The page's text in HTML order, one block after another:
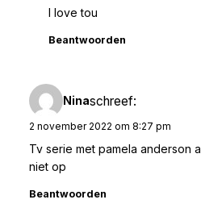
I love tou
Beantwoorden
Ninaschreef:
2 november 2022 om 8:27 pm
Tv serie met pamela anderson
niet op
Beantwoorden